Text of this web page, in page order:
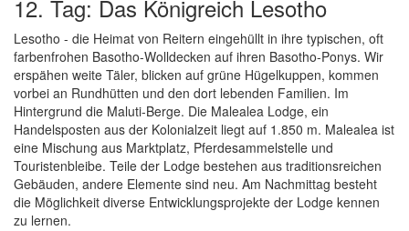
12. Tag: Das Königreich Lesotho
Lesotho - die Heimat von Reitern eingehüllt in ihre typischen, oft
farbenfrohen Basotho-Wolldecken auf ihren Basotho-Ponys. Wir
erspähen weite Täler, blicken auf grüne Hügelkuppen, kommen
vorbei an Rundhütten und den dort lebenden Familien. Im
Hintergrund die Maluti-Berge. Die Malealea Lodge, ein
Handelsposten aus der Kolonialzeit liegt auf 1.850 m. Malealea ist
eine Mischung aus Marktplatz, Pferdesammelstelle und
Touristenbleibe. Teile der Lodge bestehen aus traditionsreichen
Gebäuden, andere Elemente sind neu. Am Nachmittag besteht
die Möglichkeit diverse Entwicklungsprojekte der Lodge kennen
zu lernen.